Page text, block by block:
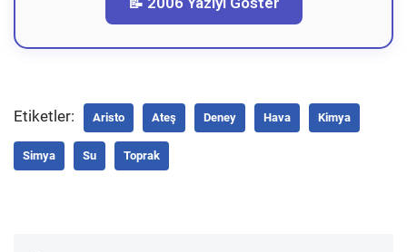
Etiketler: Aristo Ateş Deney Hava Kimya
Simya Su Toprak